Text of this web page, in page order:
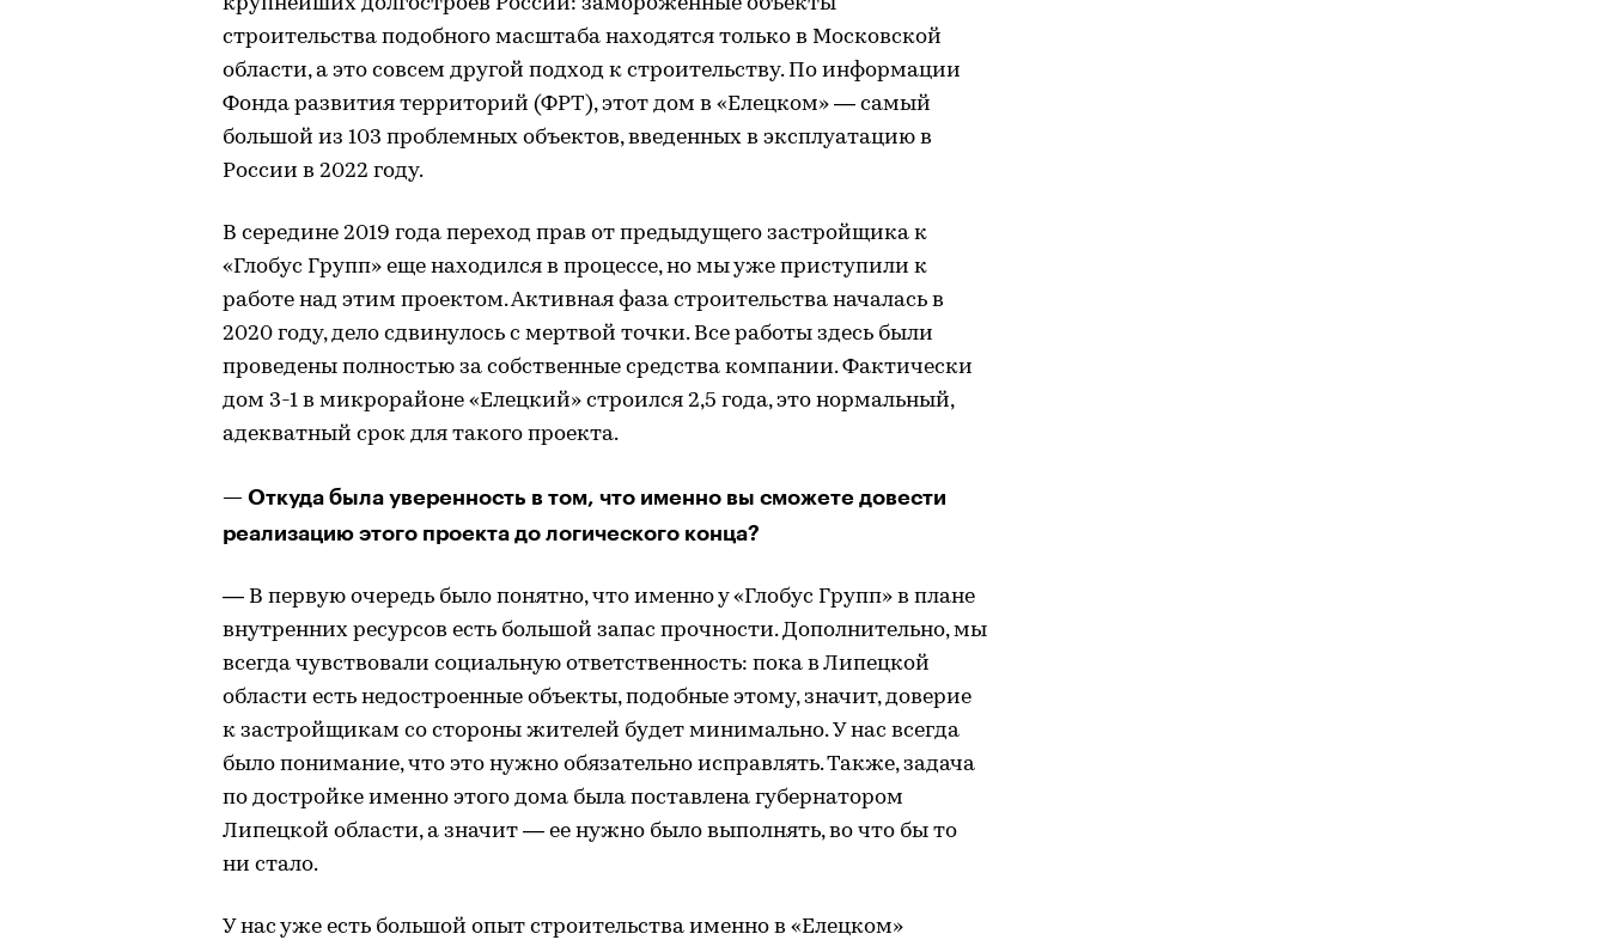
строительства подобного масштаба находятся только в Московской
области, а это совсем другой подход к строительству. По информации
Фонда развития территорий (ФРТ), этот дом в «Елецком» — самый
большой из 103 проблемных объектов, введенных в эксплуатацию в
России в 2022 году.
В середине 2019 года переход прав от предыдущего застройщика к
«Глобус Групп» еще находился в процессе, но мы уже приступили к
работе над этим проектом. Активная фаза строительства началась в
2020 году, дело сдвинулось с мертвой точки. Все работы здесь были
проведены полностью за собственные средства компании. Фактически
дом 3-1 в микрорайоне «Елецкий» строился 2,5 года, это нормальный,
адекватный срок для такого проекта.
— Откуда была уверенность в том, что именно вы сможете довести
реализацию этого проекта до логического конца?
— В первую очередь было понятно, что именно у «Глобус Групп» в плане
внутренних ресурсов есть большой запас прочности. Дополнительно, мы
всегда чувствовали социальную ответственность: пока в Липецкой
области есть недостроенные объекты, подобные этому, значит, доверие
к застройщикам со стороны жителей будет минимально. У нас всегда
было понимание, что это нужно обязательно исправлять. Также, задача
по достройке именно этого дома была поставлена губернатором
Липецкой области, а значит — ее нужно было выполнять, во что бы то
ни стало.
У нас уже есть большой опыт строительства именно в «Елецком»